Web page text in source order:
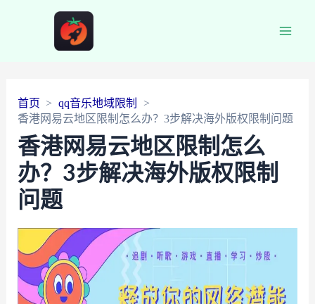
首页
qq音乐地域限制
香港网易云地区限制怎么办？3步解决海外版权限制问题
香港网易云地区限制怎么
办？3步解决海外版权限制
问题